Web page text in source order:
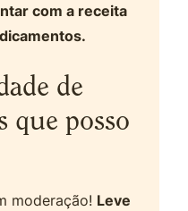
com a receita
de
que posso
moderação! Leve